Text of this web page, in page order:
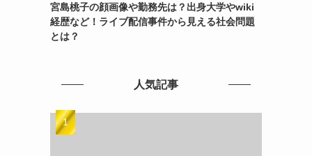
宮島桃子の顔画像や勤務先は？出身大学やwiki
経歴など！ライブ配信事件から見える社会問題
とは？
人気記事